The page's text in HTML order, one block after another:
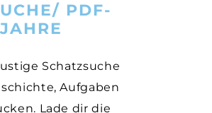
PDF-
Schatzsuche
Aufgaben
Lade dir die